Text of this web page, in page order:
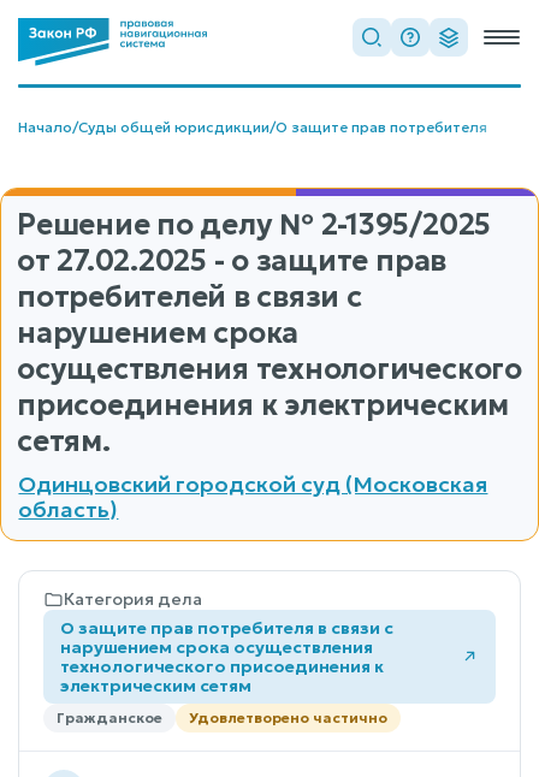
Начало/Суды общей юрисдикции/О защите прав потребителя
Решение по делу № 2-1395/2025
от 27.02.2025 - о защите прав
потребителей в связи с
нарушением срока
осуществления технологического
присоединения к электрическим
сетям.
Одинцовский городской суд (Московская
область)
Категория дела
О защите прав потребителя в связи с
нарушением срока осуществления
технологического присоединения к
электрическим сетям
Гражданское Удовлетворено частично